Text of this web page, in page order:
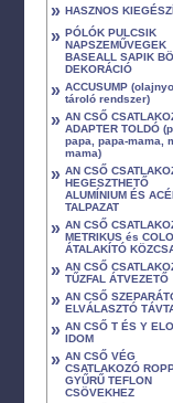
» HASZNOS
» PÓLÓK PULCSIK
NAPSZEMŰVEGEK
BASEALL SAPIK
DEKORÁCIÓ
» ACCUSUMP
tároló rendszer)
» AN CSŐ
ADAPTER TOLDÓ
papa, papa-mama,
mama)
» AN CSŐ
HEGESZTHETŐ
ALUMÍNIUM ÉS
TALPAZAT
» AN CSŐ
METRIKUS és
ÁTALAKÍTÓ
» AN CSŐ
TŰZFAL ÁTVEZETŐ
» AN CSŐ
ELVÁLASZTÓ
» AN CSŐ T ÉS Y
IDOM
» AN CSŐ VÉG
CSATLAKOZÓ
GYŰRŰ TEFLON
CSÖVEKHEZ